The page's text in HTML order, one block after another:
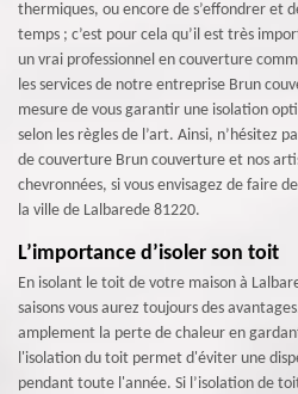
thermiques, ou encore de s’effondrer et
temps ; c’est pour cela qu’il est très
un vrai professionnel en couverture
les services de notre entreprise Brun
mesure de vous garantir une isolation
selon les règles de l’art. Ainsi, n’hésitez
de couverture Brun couverture et nos
chevronnées, si vous envisagez de faire
la ville de Lalbarede 81220.
L’importance d’isoler son toit
En isolant le toit de votre maison à
saisons vous aurez toujours des
amplement la perte de chaleur en
l'isolation du toit permet d'éviter une
pendant toute l'année. Si l’isolation de